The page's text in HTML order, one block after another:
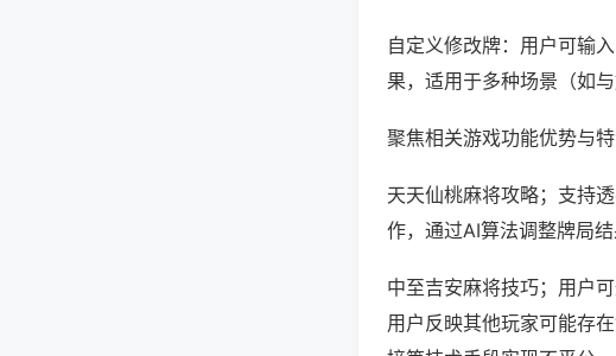
自定义修改牌：用户可输
果，适用于多种场景（如
聚焦相关游戏功能优势与特
天天仙桃麻将攻略；支持
作，通过AI算法调整牌局结
中至吉安麻将技巧；用户
用户反映其他玩家可能存